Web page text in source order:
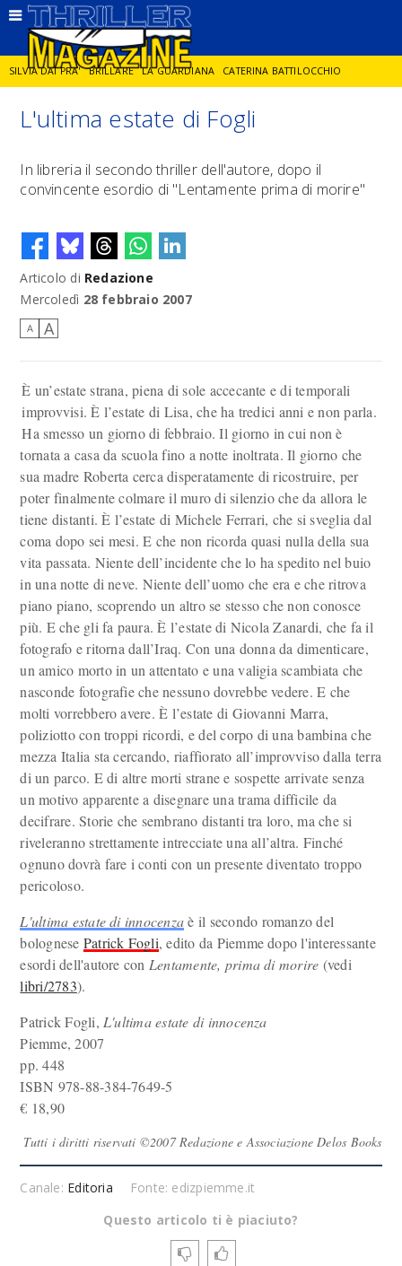
SILVIA DAI PRA' BRILLARE LA GUARDIANA CATERINA BATTILOCCHIO
JORGE DIAZ LA SPIA DELITTO IN CORNICE GIANCARLO DE CATALDO
DIEGO ZANDEL GLI ANNI DI PIETRA
L'ultima estate di Fogli
In libreria il secondo thriller dell'autore, dopo il
convincente esordio di "Lentamente prima di morire"
Articolo di Redazione
Mercoledì 28 febbraio 2007
A A
È un’estate strana, piena di sole accecante e di temporali
improvvisi. È l’estate di Lisa, che ha tredici anni e non parla.
Ha smesso un giorno di febbraio. Il giorno in cui non è
tornata a casa da scuola fino a notte inoltrata. Il giorno che
sua madre Roberta cerca disperatamente di ricostruire, per
poter finalmente colmare il muro di silenzio che da allora le
tiene distanti. È l’estate di Michele Ferrari, che si sveglia dal
coma dopo sei mesi. E che non ricorda quasi nulla della sua
vita passata. Niente dell’incidente che lo ha spedito nel buio
in una notte di neve. Niente dell’uomo che era e che ritrova
piano piano, scoprendo un altro se stesso che non conosce
più. E che gli fa paura. È l’estate di Nicola Zanardi, che fa il
fotografo e ritorna dall’Iraq. Con una donna da dimenticare,
un amico morto in un attentato e una valigia scambiata che
nasconde fotografie che nessuno dovrebbe vedere. E che
molti vorrebbero avere. È l’estate di Giovanni Marra,
poliziotto con troppi ricordi, e del corpo di una bambina che
mezza Italia sta cercando, riaffiorato all’improvviso dalla terra
di un parco. E di altre morti strane e sospette arrivate senza
un motivo apparente a disegnare una trama difficile da
decifrare. Storie che sembrano distanti tra loro, ma che si
riveleranno strettamente intrecciate una all’altra. Finché
ognuno dovrà fare i conti con un presente diventato troppo
pericoloso.
L'ultima estate di innocenzaè il secondo romanzo del
bolognese Patrick Fogli, edito da Piemme dopo l'interessante
esordi dell'autore con Lentamente, prima di morire (vedi
libri/2783).
Patrick Fogli, L'ultima estate di innocenza
Piemme, 2007
pp. 448
ISBN 978-88-384-7649-5
€ 18,90
Tutti i diritti riservati ©2007 Redazione e Associazione Delos Books
Canale: Editoria
Fonte: edizpiemme.it
Questo articolo ti è piaciuto?